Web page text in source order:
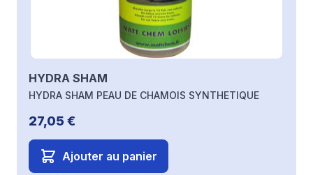
HYDRA SHAM
HYDRA SHAM PEAU DE CHAMOIS SYNTHETIQUE
27,05 €
Ajouter au panier